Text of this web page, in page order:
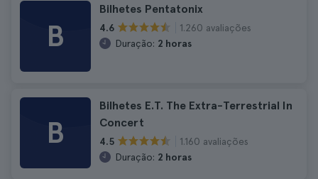
B
Bilhetes Pentatonix
4.6
1.260 avaliações
Duração: 2 horas
B
Bilhetes E.T. The Extra-Terrestrial In
Concert
4.5
1.160 avaliações
Duração: 2 horas